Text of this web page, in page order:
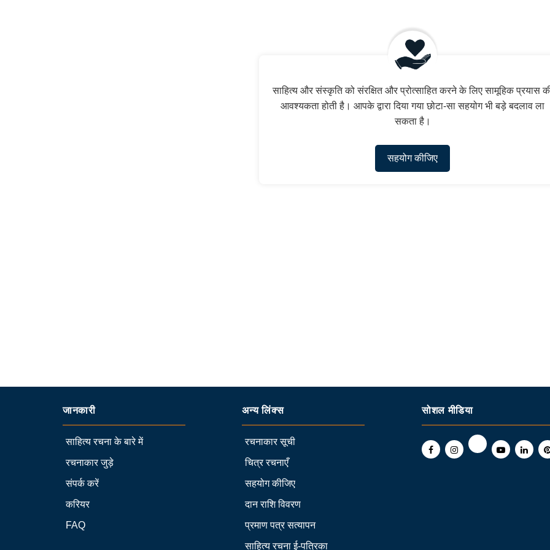
साहित्य और संस्कृति को संरक्षित और प्रोत्साहित करने के लिए सामूहिक प्रयास
आवश्यकता होती है। आपके द्वारा दिया गया छोटा-सा सहयोग भी बड़े बदलाव ला
सकता है।
सहयोग कीजिए
जानकारी
साहित्य रचना के बारे में
रचनाकार जुड़े
संपर्क करें
करियर
FAQ
अन्य लिंक्स
रचनाकार सूची
चित्र रचनाएँ
सहयोग कीजिए
दान राशि विवरण
प्रमाण पत्र सत्यापन
साहित्य रचना ई-पत्रिका
सोशल मीडिया